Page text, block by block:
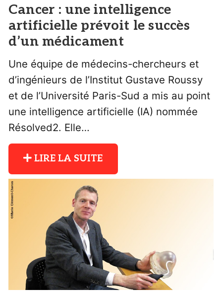
Cancer : une intelligence
artificielle prévoit le succès
d’un médicament
Une équipe de médecins-chercheurs et
d’ingénieurs de l’Institut Gustave Roussy
et de l’Université Paris-Sud a mis au point
une intelligence artificielle (IA) nommée
Résolved2. Elle…
LIRE LA SUITE